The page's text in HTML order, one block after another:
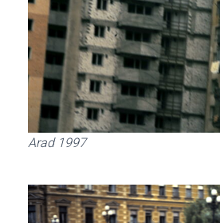
Arad 1997